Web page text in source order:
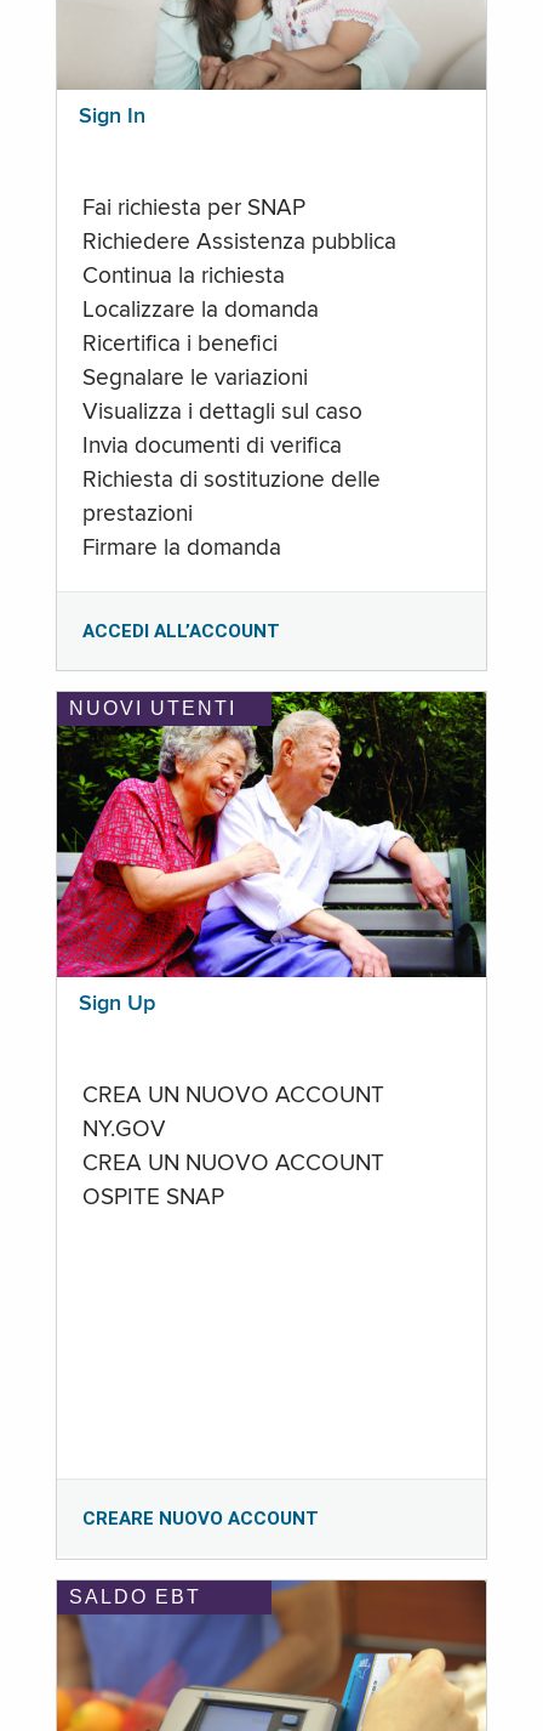
Sign In
Fai richiesta per SNAP
Richiedere Assistenza pubblica
Continua la richiesta
Localizzare la domanda
Ricertifica i benefici
Segnalare le variazioni
Visualizza i dettagli sul caso
Invia documenti di verifica
Richiesta di sostituzione delle
prestazioni
Firmare la domanda
ACCEDI ALL’ACCOUNT
NUOVI UTENTI
Sign Up
CREA UN NUOVO ACCOUNT
NY.GOV
CREA UN NUOVO ACCOUNT
OSPITE SNAP
CREARE NUOVO ACCOUNT
SALDO EBT